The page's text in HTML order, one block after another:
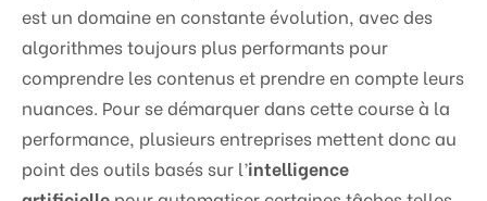
est un domaine en constante évolution, avec des
algorithmes toujours plus performants pour
comprendre les contenus et prendre en compte leurs
nuances. Pour se démarquer dans cette course à la
performance, plusieurs entreprises mettent donc au
point des outils basés sur l’intelligence